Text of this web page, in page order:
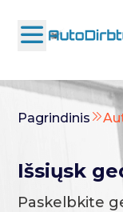
Pagrindinis
Išsiųsk
Paskelbkite